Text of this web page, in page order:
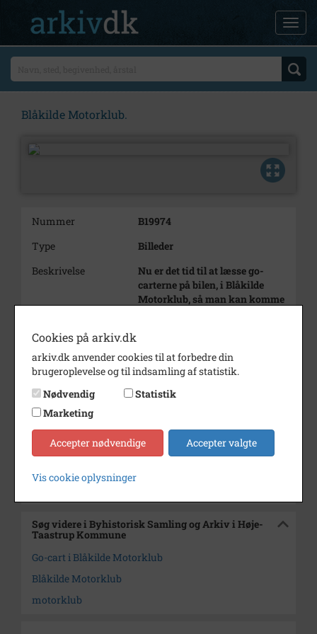
Blåkilde Motorklub.
Nummer
B19974
Type
Billeder
Beskrivelse
Nu er det tid til at læsse go-
carterne på bilen, i Blåkilde
Motorklub, så man kan komme
Periode
Dateringsnote
1995-2000
Fotograf
Michael Wimmelmann.
Se på kort
Arkiv
Byhistorisk Samling og Arkiv i
Høje-Taastrup Kommune
Kontakt arkivet
Søg videre i Byhistorisk Samling og Arkiv i Høje-
Taastrup Kommune
Go-cart i Blåkilde Motorklub
Blåkilde Motorklub
motorklub
Cookies på arkiv.dk
arkiv.dk anvender cookies til at forbedre din
brugeroplevelse og til indsamling af statistik.
Nødvendig
Statistik
Marketing
Accepter nødvendige Accepter valgte
Vis cookie oplysninger